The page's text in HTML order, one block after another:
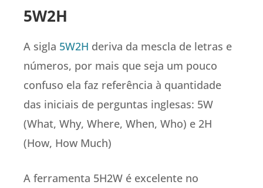
5W2H
A sigla 5W2H deriva da mescla de letras e
números, por mais que seja um pouco
confuso ela faz referência à quantidade
das iniciais de perguntas inglesas: 5W
(What, Why, Where, When, Who) e 2H
(How, How Much)
A ferramenta 5H2W é excelente no